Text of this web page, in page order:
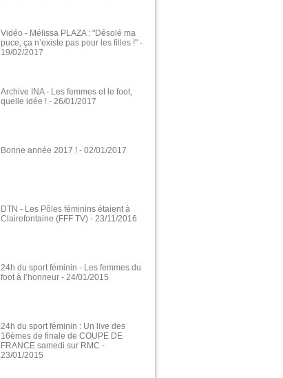
Vidéo - Mélissa PLAZA : "Désolé ma
puce, ça n’existe pas pour les filles !" -
19/02/2017
Archive INA - Les femmes et le foot,
quelle idée ! - 26/01/2017
Bonne année 2017 ! - 02/01/2017
DTN - Les Pôles féminins étaient à
Clairefontaine (FFF TV) - 23/11/2016
24h du sport féminin - Les femmes du
foot à l’honneur - 24/01/2015
24h du sport féminin : Un live des
16èmes de finale de COUPE DE
FRANCE samedi sur RMC -
23/01/2015